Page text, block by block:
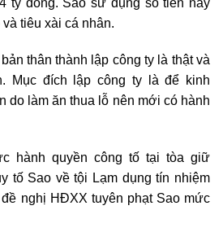
tỷ đồng. Sao sử dụng số tiền này
tiêu xài cá nhân.
thân thành lập công ty là thật và
Mục đích lập công ty là để kinh
do làm ăn thua lỗ nên mới có hành
hành quyền công tố tại tòa giữ
tố Sao về tội Lạm dụng tín nhiệm
nghị HĐXX tuyên phạt Sao mức